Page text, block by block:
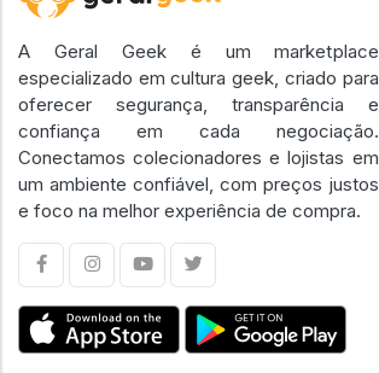
A Geral Geek é um marketplace
especializado em cultura geek, criado para
oferecer segurança, transparência e
confiança em cada negociação.
Conectamos colecionadores e lojistas em
um ambiente confiável, com preços justos
e foco na melhor experiência de compra.